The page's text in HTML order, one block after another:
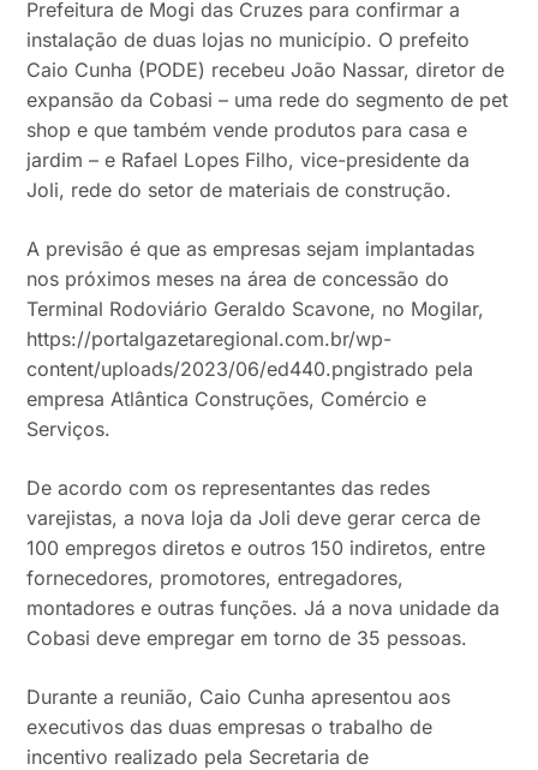
Prefeitura de Mogi das Cruzes para confirmar a
instalação de duas lojas no município. O prefeito
Caio Cunha (PODE) recebeu João Nassar, diretor de
expansão da Cobasi – uma rede do segmento de pet
shop e que também vende produtos para casa e
jardim – e Rafael Lopes Filho, vice-presidente da
Joli, rede do setor de materiais de construção.
A previsão é que as empresas sejam implantadas
nos próximos meses na área de concessão do
Terminal Rodoviário Geraldo Scavone, no Mogilar,
https://portalgazetaregional.com.br/wp-
content/uploads/2023/06/ed440.pngistrado pela
empresa Atlântica Construções, Comércio e
Serviços.
De acordo com os representantes das redes
varejistas, a nova loja da Joli deve gerar cerca de
100 empregos diretos e outros 150 indiretos, entre
fornecedores, promotores, entregadores,
montadores e outras funções. Já a nova unidade da
Cobasi deve empregar em torno de 35 pessoas.
Durante a reunião, Caio Cunha apresentou aos
executivos das duas empresas o trabalho de
incentivo realizado pela Secretaria de